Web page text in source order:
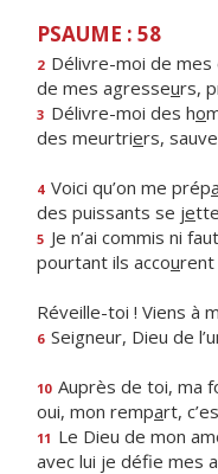
PSAUME : 58
2 Délivre-moi de mes
de mes agresseurs,
3 Délivre-moi des ho
des meurtriers,
4 Voici qu’on me prépa
des puissants se je
5 Je n’ai commis ni
pourtant ils accourent
Réveille-toi ! Viens à m
6 Seigneur, Dieu de
10 Auprès de toi, ma
oui, mon rempart,
11 Le Dieu de mon
avec lui je défe mes